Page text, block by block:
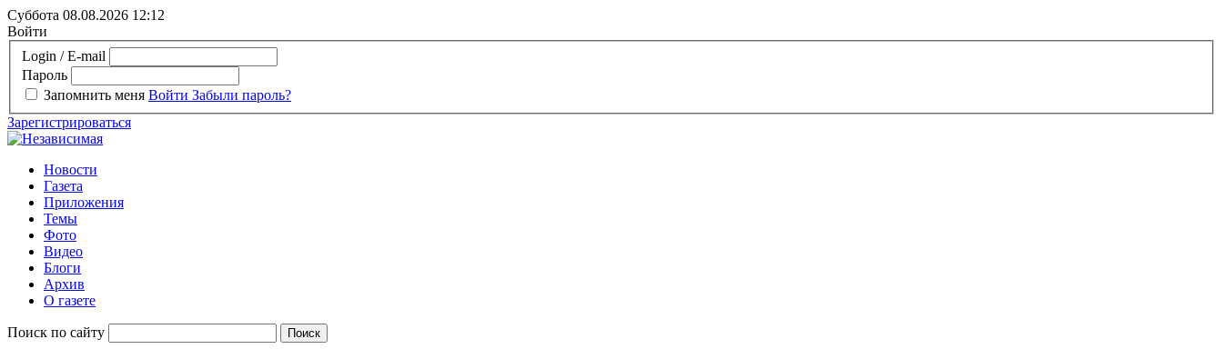
Суббота 08.08.2026 12:12
Войти
Login / E-mail
Пароль
Запомнить меня Войти Забыли пароль?
Зарегистрироваться
Новости
Газета
Приложения
Темы
Фото
Видео
Блоги
Архив
О газете
Поиск по сайту